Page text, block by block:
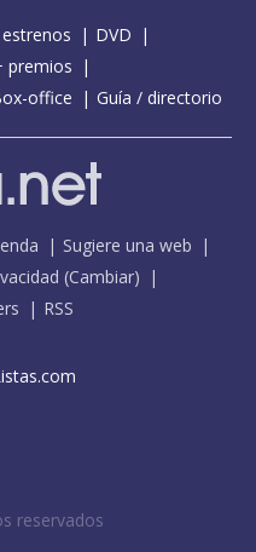
DVD
premios
office Guía / directorio
Sugiere una web
(Cambiar)
RSS
reservados